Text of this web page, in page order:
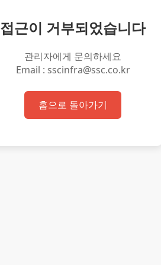
접근이 거부되었습니다
관리자에게 문의하세요
Email : sscinfra@ssc.co.kr
홈으로 돌아가기